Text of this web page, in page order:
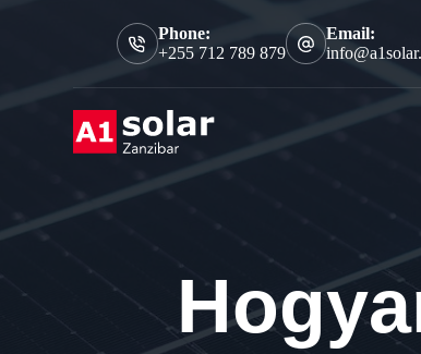
n
Phone:
+255 712 789 879
Email: